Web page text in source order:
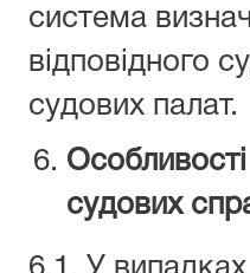
система
відповідного
судових палат.
судових